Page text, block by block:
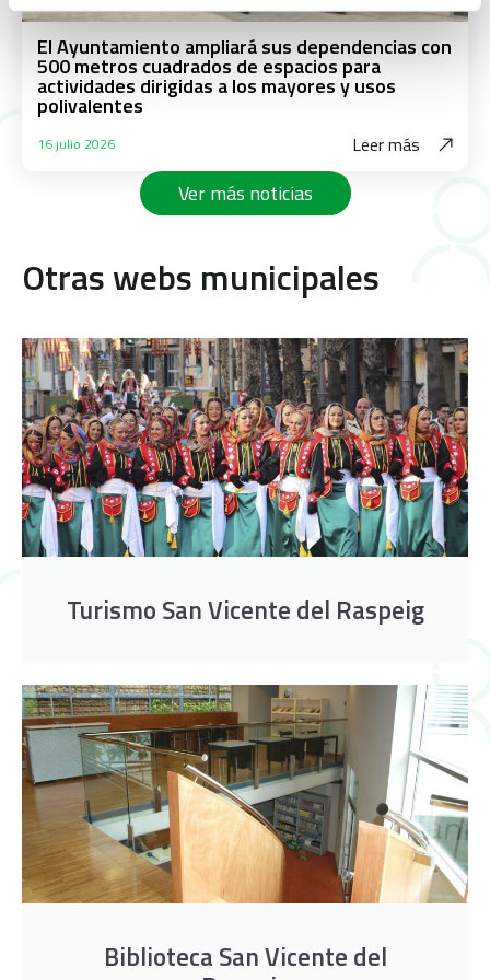
El Ayuntamiento ampliará sus dependencias con
500 metros cuadrados de espacios para
actividades dirigidas a los mayores y usos
polivalentes
16 julio 2026 Leer más
Ver más noticias
Otras webs municipales
Turismo San Vicente del Raspeig
Biblioteca San Vicente del